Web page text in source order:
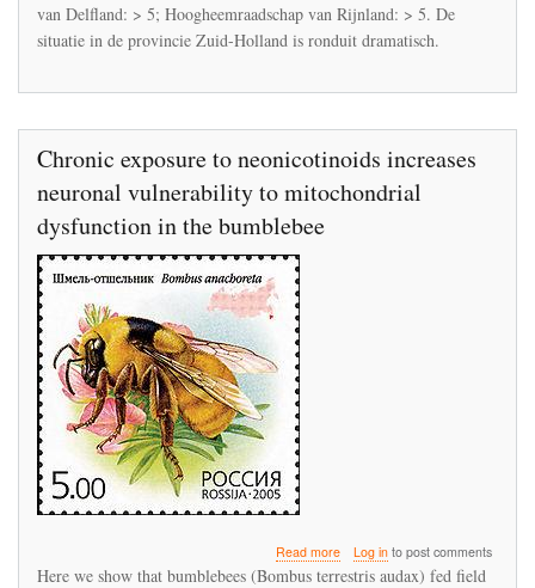
van Delfland: > 5; Hoogheemraadschap van Rijnland: > 5. De
situatie in de provincie Zuid-Holland is ronduit dramatisch.
Chronic exposure to neonicotinoids increases
neuronal vulnerability to mitochondrial
dysfunction in the bumblebee
Read moreabout
Chronic
Log into post comments
Here we show that bumblebees (Bombus terrestris audax) fed field